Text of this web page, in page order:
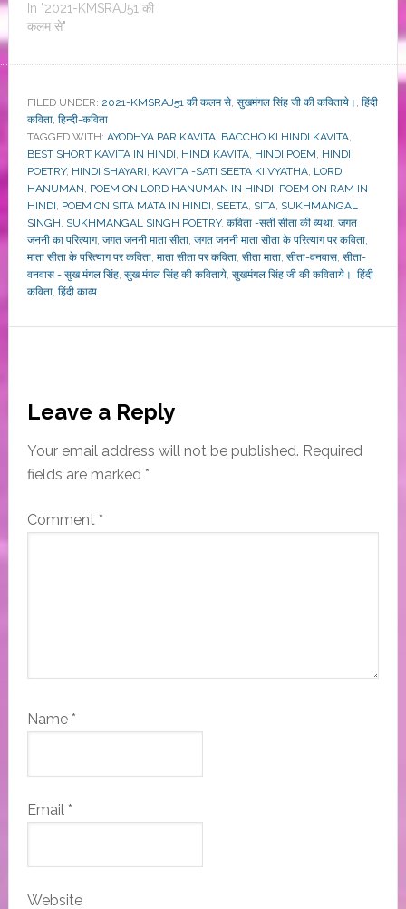
In "2021-KMSRAJ51 की
कलम से"
FILED UNDER: 2021-KMSRAJ51 की कलम से, सुखमंगल सिंह जी की कविताये। , हिंदी
कविता, हिन्दी-कविता
TAGGED WITH: AYODHYA PAR KAVITA, BACCHO KI HINDI KAVITA,
BEST SHORT KAVITA IN HINDI, HINDI KAVITA, HINDI POEM, HINDI
POETRY, HINDI SHAYARI, KAVITA -SATI SEETA KI VYATHA, LORD
HANUMAN, POEM ON LORD HANUMAN IN HINDI, POEM ON RAM IN
HINDI, POEM ON SITA MATA IN HINDI, SEETA, SITA, SUKHMANGAL
SINGH, SUKHMANGAL SINGH POETRY, कविता -सती सीता की व्यथा, जगत
जननी का परित्याग, जगत जननी माता सीता, जगत जननी माता सीता के परित्याग पर कविता,
माता सीता के परित्याग पर कविता, माता सीता पर कविता, सीता माता, सीता-वनवास, सीता-
वनवास - सुख मंगल सिंह, सुख मंगल सिंह की कविताये, सुखमंगल सिंह जी की कविताये। , हिंदी
कविता, हिंदी काव्य
Reader
Interactions
Leave a Reply
Your email address will not be published. Required
fields are marked *
Comment *
Name *
Email *
Website